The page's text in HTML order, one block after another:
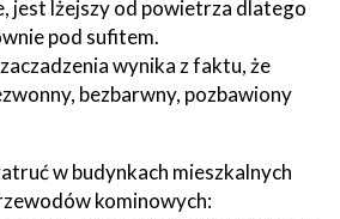
jest lżejszy od powietrza dlatego
pod sufitem.
wynika z faktu, że
bezbarwny, pozbawiony
w budynkach mieszkalnych
kominowych: